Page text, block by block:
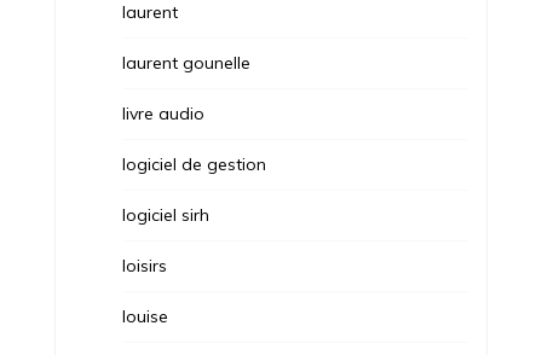
laurent
laurent gounelle
livre audio
logiciel de gestion
logiciel sirh
loisirs
louise